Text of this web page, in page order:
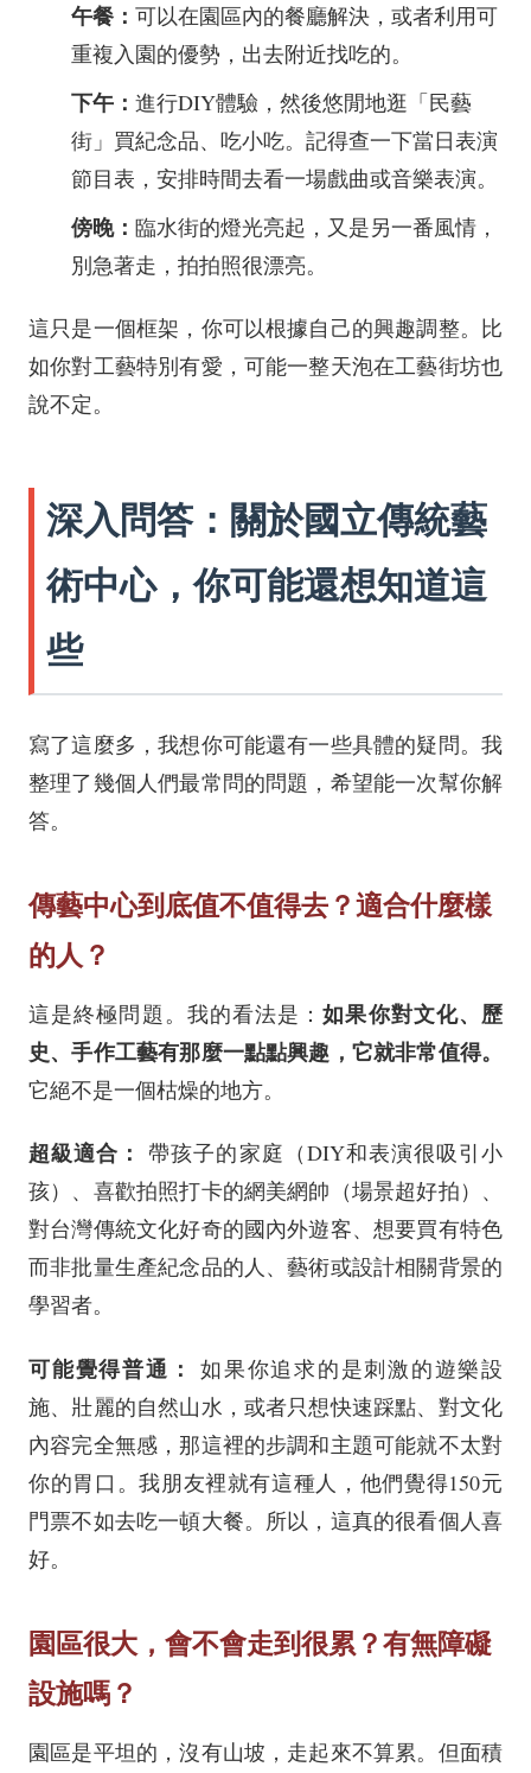
午餐： 可以在園區內的餐廳解決，或者利用可
重複入園的優勢，出去附近找吃的。
下午： 進行DIY體驗，然後悠閒地逛「民藝
街」買紀念品、吃小吃。記得查一下當日表演
節目表，安排時間去看一場戲曲或音樂表演。
傍晚： 臨水街的燈光亮起，又是另一番風情，
別急著走，拍拍照很漂亮。
這只是一個框架，你可以根據自己的興趣調整。比
如你對工藝特別有愛，可能一整天泡在工藝街坊也
說不定。
深入問答：關於國立傳統藝
術中心，你可能還想知道這
些
寫了這麼多，我想你可能還有一些具體的疑問。我
整理了幾個人們最常問的問題，希望能一次幫你解
答。
傳藝中心到底值不值得去？適合什麼樣
的人？
這是終極問題。我的看法是：如果你對文化、歷
史、手作工藝有那麼一點點興趣，它就非常值得。
它絕不是一個枯燥的地方。
超級適合：
帶孩子的家庭（DIY和表演很吸引小
孩）、喜歡拍照打卡的網美網帥（場景超好拍）、
對台灣傳統文化好奇的國內外遊客、想要買有特色
而非批量生產紀念品的人、藝術或設計相關背景的
學習者。
可能覺得普通：
如果你追求的是刺激的遊樂設
施、壯麗的自然山水，或者只想快速踩點、對文化
內容完全無感，那這裡的步調和主題可能就不太對
你的胃口。我朋友裡就有這種人，他們覺得150元
門票不如去吃一頓大餐。所以，這真的很看個人喜
好。
園區很大，會不會走到很累？有無障礙
設施嗎？
園區是平坦的，沒有山坡，走起來不算累。但面積